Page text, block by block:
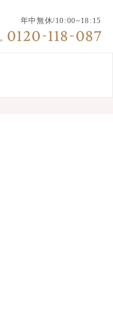
年中無休/10:00~18:15